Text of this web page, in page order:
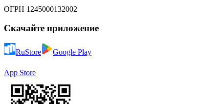
ОГРН 1245000132002
Скачайте приложение
RuStore Google Play
App Store